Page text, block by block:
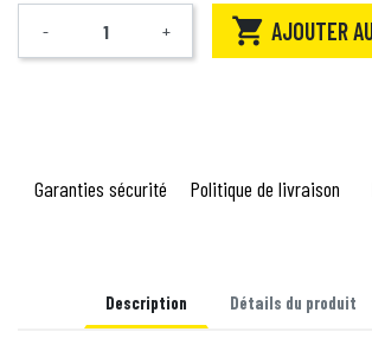
Quantité
- +  AJOUTER
Garanties sécurité Politique de livraison
Description Détails du produit